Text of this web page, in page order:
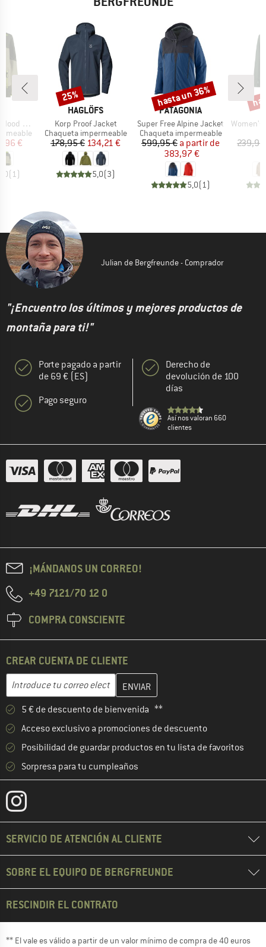
reducido
€
( 1)
MARCA
HAGLÖFS
Artículo
Korp Proof Jacket
Product group
Chaqueta impermeable
Precio
178,95 €Precio reducido
134,21 €
5,0(3)
Descuento
25%
MARCA
PATAGONIA
Artículo
Super Free Alpine Jacket
Product group
Chaqueta impermeable
Precio
599,95 € Precio reducido
a partir de
383,97 €
5,0( 1)
Descuento
hasta un 36%
Artículo
Women's
Julian de Bergfreunde - Comprador
"¡Encuentro los últimos y mejores productos de
montaña para ti!"
Porte pagado a partir
de 69 € (ES)
Pago seguro
Derecho de
devolución de 100
días
Así nos valoran 660
clientes
¡MÁNDANOS UN CORREO!
+49 7121/70 12 0
COMPRA CONSCIENTE
CREAR CUENTA DE CLIENTE
Dirección de correo electrónico
Introduce aquí tu dirección de correo electrónico y crea tu
5 € de descuento de bienvenida **
Acceso exclusivo a promociones de descuento
Posibilidad de guardar productos en tu lista de favoritos
Sorpresa para tu cumpleaños
SERVICIO DE ATENCIÓN AL CLIENTE
SOBRE EL EQUIPO DE BERGFREUNDE
RESCINDIR EL CONTRATO
** El vale es válido a partir de un valor mínimo de compra de 40 euros